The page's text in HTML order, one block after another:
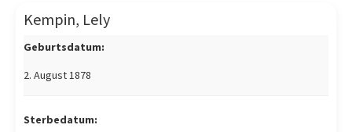
Kempin, Lely
Geburtsdatum:
2. August 1878
Sterbedatum: